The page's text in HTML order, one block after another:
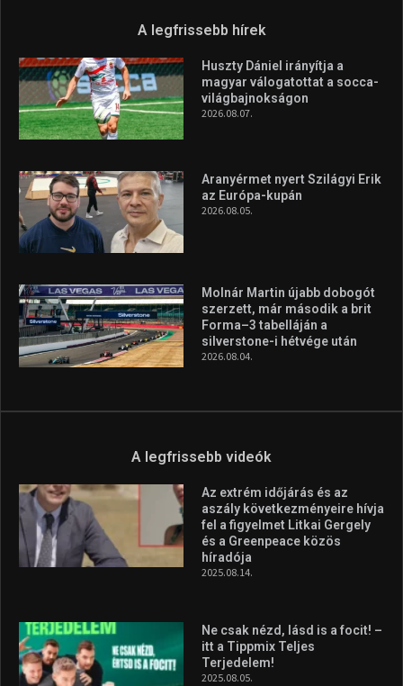
A legfrissebb hírek
Huszty Dániel irányítja a
magyar válogatottat a socca-
világbajnokságon
2026.08.07.
Aranyérmet nyert Szilágyi Erik
az Európa-kupán
2026.08.05.
Molnár Martin újabb dobogót
szerzett, már második a brit
Forma–3 tabelláján a
silverstone-i hétvége után
2026.08.04.
A legfrissebb videók
Az extrém időjárás és az
aszály következményeire hívja
fel a figyelmet Litkai Gergely
és a Greenpeace közös
híradója
2025.08.14.
Ne csak nézd, lásd is a focit! –
itt a Tippmix Teljes
Terjedelem!
2025.08.05.